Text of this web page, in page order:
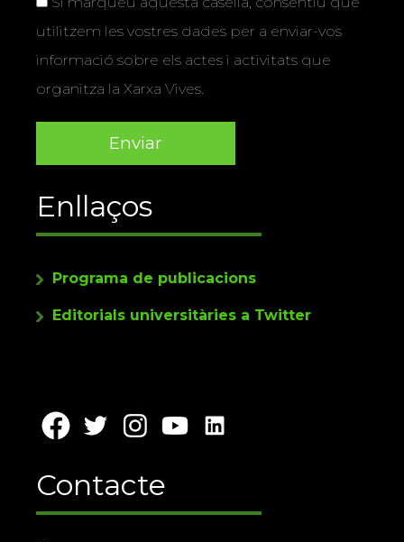
utilitzem les vostres dades per a enviar-vos
informació sobre els actes i activitats que
organitza la Xarxa Vives.
Enllaços
Programa de publicacions
Editorials universitàries a Twitter
Contacte